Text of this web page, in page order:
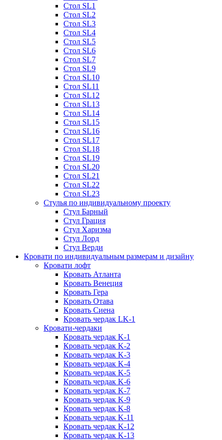
Стол SL1
Стол SL2
Стол SL3
Стол SL4
Стол SL5
Стол SL6
Стол SL7
Стол SL9
Стол SL10
Стол SL11
Стол SL12
Стол SL13
Стол SL14
Стол SL15
Стол SL16
Стол SL17
Стол SL18
Стол SL19
Стол SL20
Стол SL21
Стол SL22
Стол SL23
Стулья по индивидуальному проекту
Стул Барный
Стул Грация
Стул Харизма
Стул Лорд
Стул Верди
Кровати по индивидуальным размерам и дизайну
Кровати лофт
Кровать Атланта
Кровать Венеция
Кровать Гера
Кровать Отава
Кровать Сиена
Кровать чердак LK-1
Кровати-чердаки
Кровать чердак K-1
Кровать чердак K-2
Кровать чердак K-3
Кровать чердак K-4
Кровать чердак K-5
Кровать чердак K-6
Кровать чердак K-7
Кровать чердак K-9
Кровать чердак K-8
Кровать чердак K-11
Кровать чердак K-12
Кровать чердак K-13